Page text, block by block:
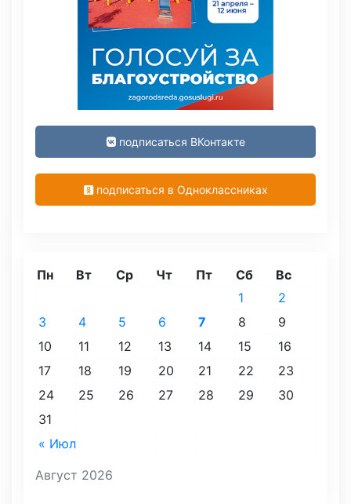
подписаться ВКонтакте
подписаться в Одноклассниках
Август 2026
Пн Вт Ср Чт Пт Сб Вс
« Июл
1
2
3
4 5 6 7 8
9
10
11 12 13 14 15
16
17
18 19 20 21 22
23
24
25 26 27 28 29
30
31